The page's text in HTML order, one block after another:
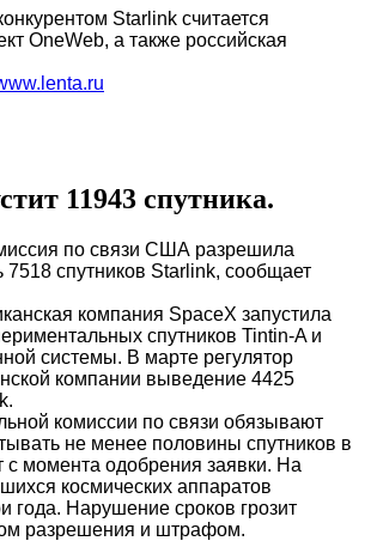
Starlink считается
OneWeb, а также российская
11943 спутника.
по связи США разрешила
7518 спутников Starlink, сообщает
компания SpaceX запустила
спутников Tintin-A и
системы. В марте регулятор
компании выведение 4425
комиссии по связи обязывают
не менее половины спутников в
с момента одобрения заявки. На
космических аппаратов
года. Нарушение сроков грозит
разрешения и штрафом.